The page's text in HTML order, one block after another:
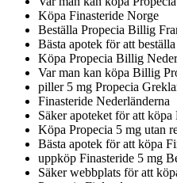
Köpa Finasteride Norge
Beställa Propecia Billig
Bästa apotek för att
Köpa Propecia Billig
Var man kan köpa Billig
piller 5 mg Propecia
Finasteride Nederländerna
Säker apoteket för att köpa
Köpa Propecia 5 mg utan
Bästa apotek för att köpa
uppköp Finasteride 5 mg
Säker webbplats för att